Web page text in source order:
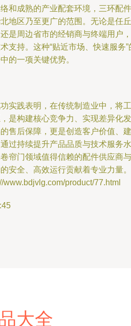
和成熟的产业配套环境，三环配件
地区乃至更广的范围。无论是任丘
是周边省市的经销商与终端用户，
支持。这种“贴近市场、快速服务”
的一项关键优势。
实践表明，在传统制造业中，将工
是构建核心竞争力、实现差异化发
售后保障，更是创造客户价值、建
过持续提升产品品质与技术服务水
帘门领域值得信赖的配件供应商与
安全、高效运行贡献着专业力量。
product/77.html
大全